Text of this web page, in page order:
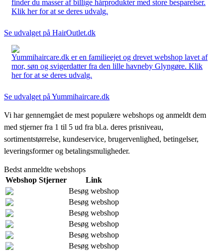
finder du masser af billige hårprodukter med store besparelser.
Klik her for at se deres udvalg.
Se udvalget på HairOutlet.dk
Yummihaircare.dk er en familieejet og drevet webshop lavet af
mor, søn og svigerdatter fra den lille havneby Glyngøre. Klik
her for at se deres udvalg.
Se udvalget på Yummihaircare.dk
Vi har gennemgået de mest populære webshops og anmeldt dem
med stjerner fra 1 til 5 ud fra bl.a. deres prisniveau,
sortimentstørrelse, kundeservice, brugervenlighed, betingelser,
leveringsformer og betalingsmuligheder.
Bedst anmeldte webshops
Webshop Stjerner
Link
Besøg webshop
Besøg webshop
Besøg webshop
Besøg webshop
Besøg webshop
Besøg webshop